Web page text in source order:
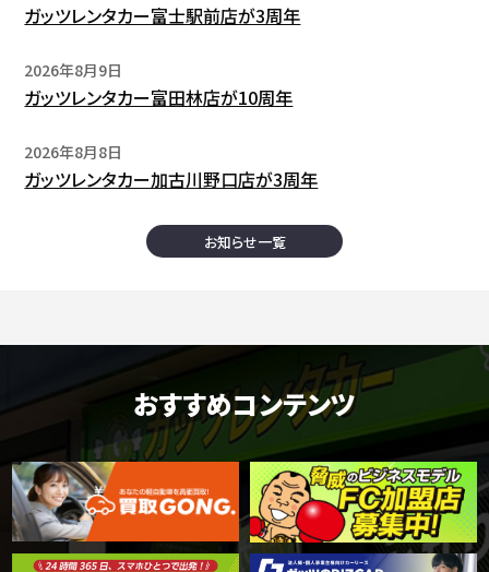
ガッツレンタカー富士駅前店が3周年
2026年8月9日
ガッツレンタカー富田林店が10周年
2026年8月8日
ガッツレンタカー加古川野口店が3周年
お知らせ一覧
おすすめコンテンツ